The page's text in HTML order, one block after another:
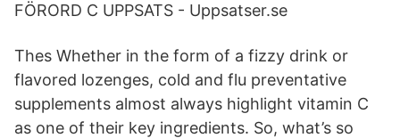
FÖRORD C UPPSATS - Uppsatser.se
Thes Whether in the form of a fizzy drink or
flavored lozenges, cold and flu preventative
supplements almost always highlight vitamin C
as one of their key ingredients. So, what’s so